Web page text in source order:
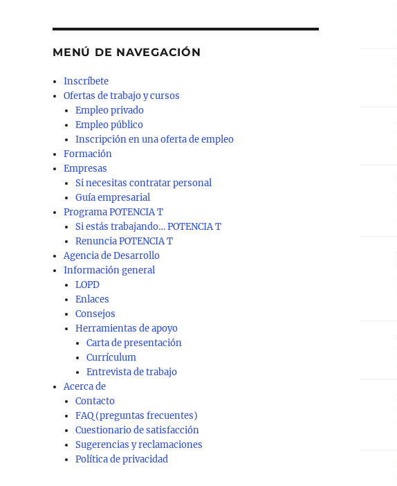
MENÚ DE NAVEGACIÓN
Inscríbete
Ofertas de trabajo y cursos
Empleo privado
Empleo público
Inscripción en una oferta de empleo
Formación
Empresas
Si necesitas contratar personal
Guía empresarial
Programa POTENCIA T
Si estás trabajando… POTENCIA T
Renuncia POTENCIA T
Agencia de Desarrollo
Información general
LOPD
Enlaces
Consejos
Herramientas de apoyo
Carta de presentación
Currículum
Entrevista de trabajo
Acerca de
Contacto
FAQ (preguntas frecuentes)
Cuestionario de satisfacción
Sugerencias y reclamaciones
Política de privacidad